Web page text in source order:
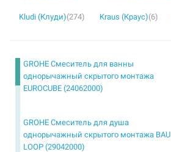
Kludi (Клуди)(274) Kraus (Краус)(6)
GROHE Смеситель для ванны
однорычажный скрытого монтажа
EUROCUBE (24062000)
GROHE Смеситель для душа
однорычажный скрытого монтажа BAU
LOOP (29042000)